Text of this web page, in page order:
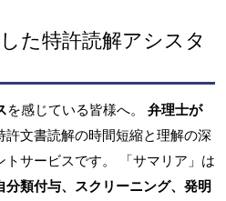
た特許読解アシスタ
を感じている皆様へ。 弁理士が
許文書読解の時間短縮と理解の深
サービスです。 「サマリア」は
類付与、スクリーニング、発明